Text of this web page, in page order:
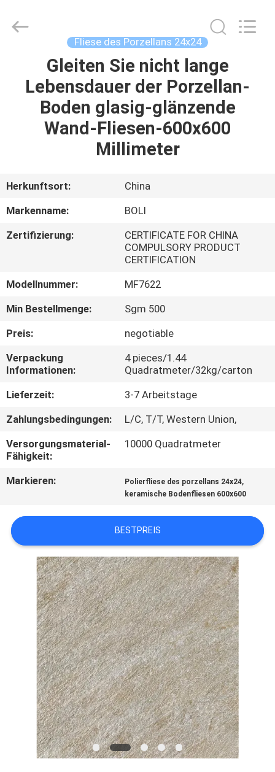
HAUSE
PRODUKTE
ÜBER
WERKSBESICHTIGUNG
QUALITÄTSKONTROLLE
KONTAKT
MIT
BITTE UM
EIN
ANGEBOT
DATENSCHUTZRICHTLINIE
CERAMICS
CO.,LTD..
Fliese des Porzellans 24x24
Gleiten Sie nicht lange
Lebensdauer der Porzellan-
Boden glasig-glänzende
Wand-Fliesen-600x600
Millimeter
Herkunftsort:
China
Markenname:
BOLI
Zertifizierung:
CERTIFICATE FOR CHINA
COMPULSORY PRODUCT
CERTIFICATION
Modellnummer:
MF7622
Min Bestellmenge:
Sgm 500
Preis:
negotiable
Verpackung
Informationen:
4 pieces/1.44
Quadratmeter/32kg/carton
Lieferzeit:
3-7 Arbeitstage
Zahlungsbedingungen:
L/C, T/T, Western Union,
Versorgungsmaterial-
Fähigkeit:
10000 Quadratmeter
Markieren: Polierfliese des porzellans 24x24,
keramische Bodenfliesen 600x600
BESTPREIS